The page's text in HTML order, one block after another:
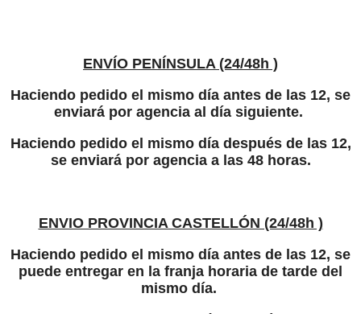
ENVÍO PENÍNSULA (24/48h )
Haciendo pedido el mismo día antes de las 12, se
enviará por agencia al día siguiente.
Haciendo pedido el mismo día después de las 12,
se enviará por agencia a las 48 horas.
ENVIO PROVINCIA CASTELLÓN (24/48h )
Haciendo pedido el mismo día antes de las 12, se
puede entregar en la franja horaria de tarde del
mismo día.